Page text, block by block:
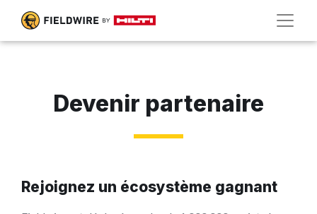
Devenir partenaire
Rejoignez un écosystème gagnant